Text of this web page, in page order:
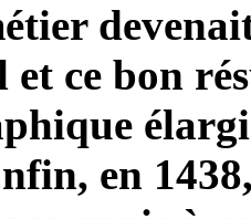
et ce bon
en